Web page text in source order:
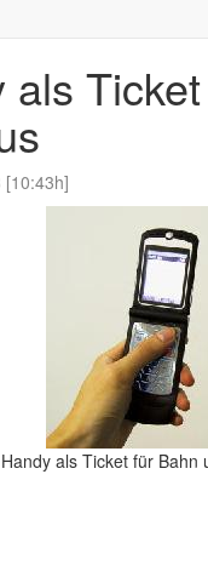
als
[10:43h]
Handy als Ticket für Bahn